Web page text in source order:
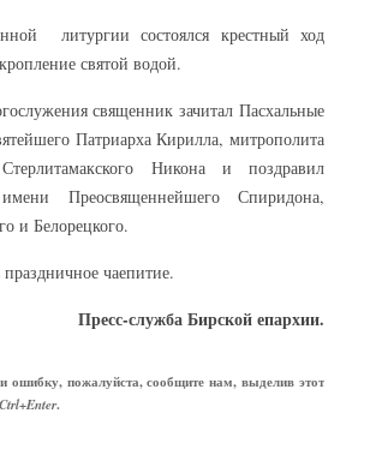
литургии состоялся крестный ход
святой водой.
священник зачитал Пасхальные
Патриарха Кирилла, митрополита
Никона и поздравил
Преосвященнейшего Спиридона,
и Белорецкого.
праздничное чаепитие.
Пресс-служба Бирской епархии.
ошибку, пожалуйста, сообщите нам, выделив этот
Ctrl+Enter.